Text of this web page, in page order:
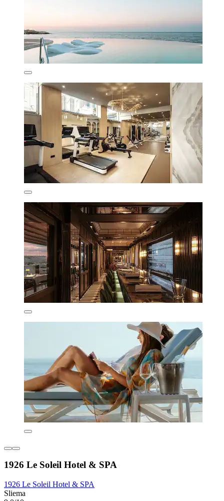
1926 Le Soleil Hotel & SPA
1926 Le Soleil Hotel & SPA
Sliema